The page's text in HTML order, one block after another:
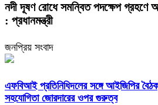
নদী দূষণ রোধে সমন্বিত পদক্ষেপ
: প্রধানমন্ত্রী
জনপ্রিয় সংবাদ
এফবিআই প্রতিনিধিদলের সঙ্গে আইজিপির
সহযোগিতা জোরদারের ওপর গুরুত্ব